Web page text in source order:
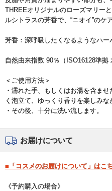
THREEオリジナルのローズマリー
ルシトラスの芳香で、“ニオイ”のケ
芳香：深呼吸したくなるようなハー
自然由来指数 90％（ISO16128準拠
＜ご使用方法＞
・濡れた手、もしくはお湯を含ま
く泡立て、ゆっくり香りを楽しみな
・その後、十分に洗い流します。
お届けについて
■「コスメのお届けについて」はこ
《予約購入の場合》